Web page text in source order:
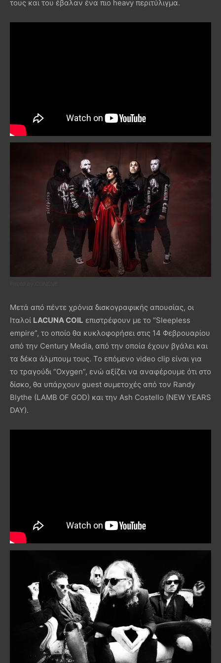
τους και του έβαλαν ένα πιο heavy περιτύλιγμα.
Μετά από πέντε χρόνια δισκογραφικής απουσίας, οι
Ιταλοί LACUNA COIL επιστρέφουν με το “Sleepless
empire”, το οποίο θα κυκλοφορήσει στις 14 Φεβρουαρίου
από την Century Media, από την οποία έχουν βγάλει και
τα δέκα άλμπουμ τους. Το επόμενο video clip είναι για
το τραγούδι “Oxygen”, ενώ αξίζει να αναφέρουμε ότι στο
δίσκο, θα υπάρχουν guest συμετοχές από τον Randy
Blythe (LAMB OF GOD) και την Ash Costello (NEW YEARS
DAY).